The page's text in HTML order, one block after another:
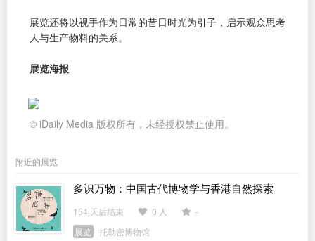
展览还将以视手作为日常的昔日时光为引子，启示观众思考
人与生产物料的关系。
展览海报
© iDaily Media 版权所有，未经授权禁止使用。
附近的展览
多识万物：中国古代博物学与香港自然探索
154 天后结束 0 人
-
展览
托勒密博物馆